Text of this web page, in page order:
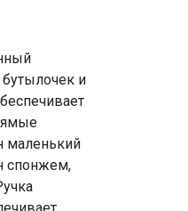
и
маленький
спонжем,